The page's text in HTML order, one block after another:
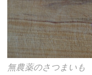
無農薬のさつまいも